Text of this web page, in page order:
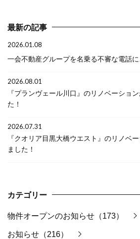
最新の記事
2026.01.08
一会不動産グループを名乗る不審な電話
2026.08.01
『プランヴェール川口』のリノベーショ
た！
2026.07.31
『クオリア目黒大橋ウエスト』のリノベ
ました！
カテゴリー
物件オープンのお知らせ（173）
お知らせ（216）